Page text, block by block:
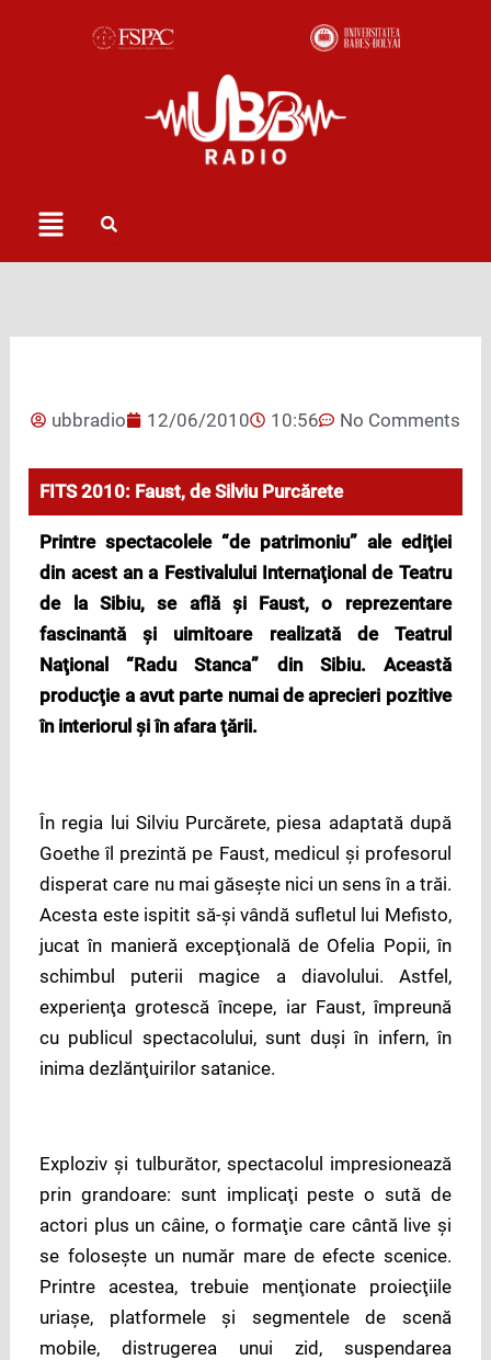
Menu
ubbradio 12/06/2010 10:56 No Comments
FITS 2010: Faust, de Silviu Purcărete
Printre spectacolele “de patrimoniu” ale ediţiei
din acest an a Festivalului Internaţional de Teatru
de la Sibiu, se află şi Faust, o reprezentare
fascinantă şi uimitoare realizată de Teatrul
Naţional“Radu Stanca” din Sibiu. Această
producţie a avut parte numai de aprecieri pozitive
în interiorul şi în afara ţării.
În regia lui Silviu Purcărete, piesa adaptată după
Goethe îl prezintă pe Faust, medicul şi profesorul
disperat care nu mai găseşte nici un sens în a trăi.
Acesta este ispitit să-şi vândă sufletul lui Mefisto,
jucat în manieră excepţională de Ofelia Popii, în
schimbul puterii magice a diavolului. Astfel,
experienţa grotescă începe, iar Faust, împreună
cu publicul spectacolului, sunt duşi în infern, în
inima dezlănţuirilor satanice.
Exploziv şi tulburător, spectacolul impresionează
prin grandoare: sunt implicaţi peste o sută de
actori plus un câine, o formaţie care cântă live şi
se foloseşte un număr mare de efecte scenice.
Printre acestea, trebuie menţionate proiecţiile
uriaşe, platformele şi segmentele de scenă
mobile, distrugerea unui zid, suspendarea